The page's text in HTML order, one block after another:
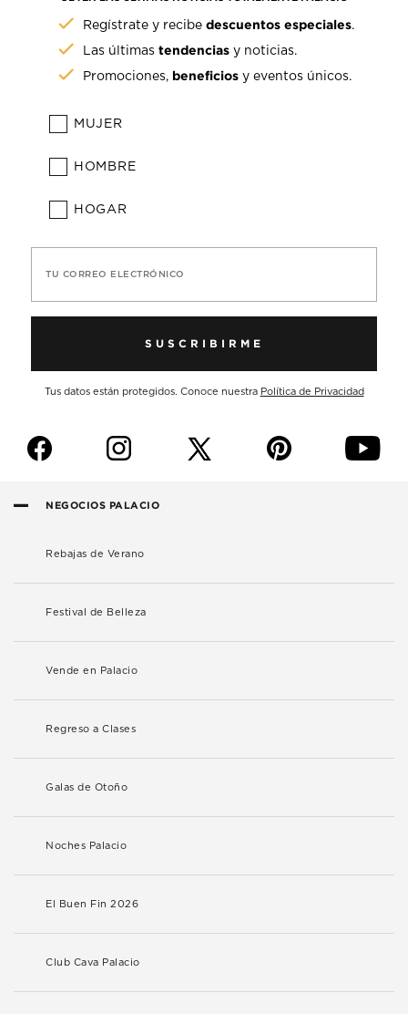
Regístrate y recibedescuentos especiales.
Las últimastendencias y noticias.
Promociones, beneficios y eventos únicos.
MUJER
HOMBRE
HOGAR
TU CORREO ELECTRÓNICO
SUSCRIBIRME
Tus datos están protegidos. Conoce nuestra Política de Privacidad
f i p y
NEGOCIOS PALACIO
Rebajas de Verano
Festival de Belleza
Vende en Palacio
Regreso a Clases
Galas de Otoño
Noches Palacio
El Buen Fin 2026
Club Cava Palacio